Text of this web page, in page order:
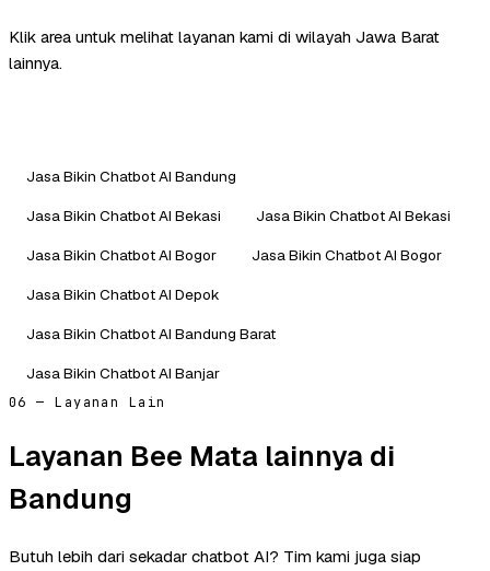
Klik area untuk melihat layanan kami di wilayah Jawa Barat
lainnya.
Jasa Bikin Chatbot AI Bandung
Jasa Bikin Chatbot AI Bekasi
Jasa Bikin Chatbot AI Bekasi
Jasa Bikin Chatbot AI Bogor
Jasa Bikin Chatbot AI Bogor
Jasa Bikin Chatbot AI Depok
Jasa Bikin Chatbot AI Bandung Barat
Jasa Bikin Chatbot AI Banjar
06 — Layanan Lain
Layanan Bee Mata lainnya di
Bandung
Butuh lebih dari sekadar chatbot AI? Tim kami juga siap